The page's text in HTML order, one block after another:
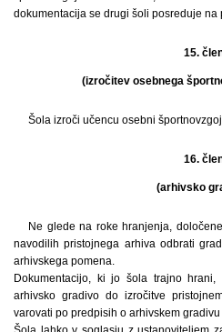
dokumentacija se drugi šoli posreduje na
15.
(izročitev osebnega
Šola izroči učencu osebni
16.
(arhivsko
Ne glede na roke hranjenja,
navodilih pristojnega arhiva odbrati
arhivskega pomena.
Dokumentacijo, ki jo šola trajno
arhivsko gradivo do izročitve
varovati po predpisih o arhivskem